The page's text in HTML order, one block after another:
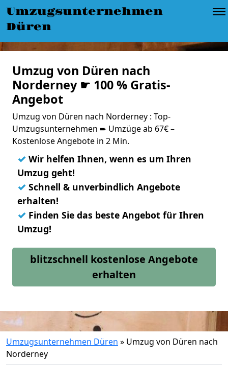
Umzugsunternehmen
Düren
Umzug von Düren nach
Norderney ☛ 100 % Gratis-
Angebot
Umzug von Düren nach Norderney : Top-
Umzugsunternehmen ➨ Umzüge ab 67€ –
Kostenlose Angebote in 2 Min.
✓ Wir helfen Ihnen, wenn es um Ihren
Umzug geht!
✓ Schnell & unverbindlich Angebote
erhalten!
✓ Finden Sie das beste Angebot für Ihren
Umzug!
blitzschnell kostenlose Angebote
erhalten
Umzugsunternehmen Düren » Umzug von Düren nach
Norderney